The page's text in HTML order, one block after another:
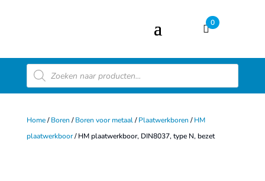
0
Producten
zoeken
Home/Boren /Boren voor metaal/Plaatwerkboren /HM
plaatwerkboor/ HM plaatwerkboor, DIN8037, type N, bezet